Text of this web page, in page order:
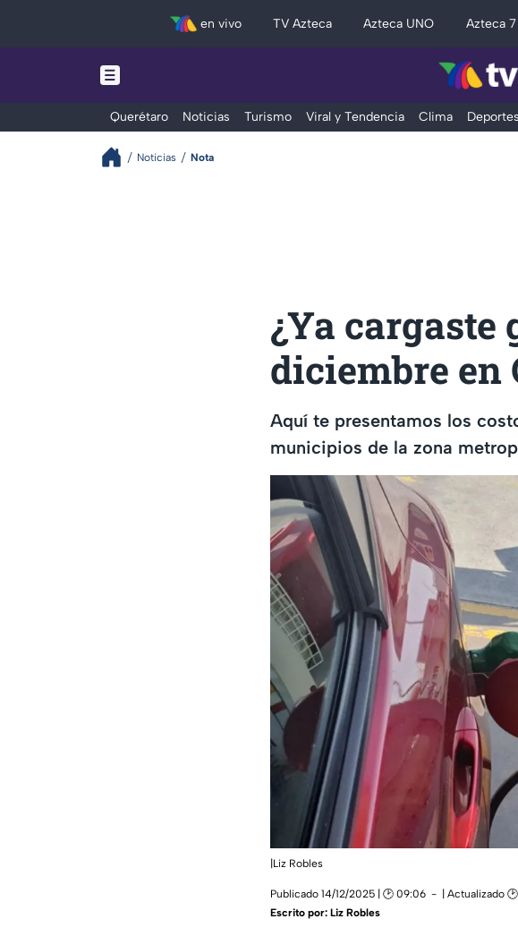
en vivo TV Azteca Azteca UNO Azteca 7
Querétaro Noticias Turismo Viral y Tendencia Clima Deportes
Noticias Nota
¿Ya cargaste
diciembre en
Aquí te presentamos los
municipios de la zona
|Liz Robles
Publicado 14/12/2025 | 🕑 09:06 | Actualizado
Escrito por: Liz Robles